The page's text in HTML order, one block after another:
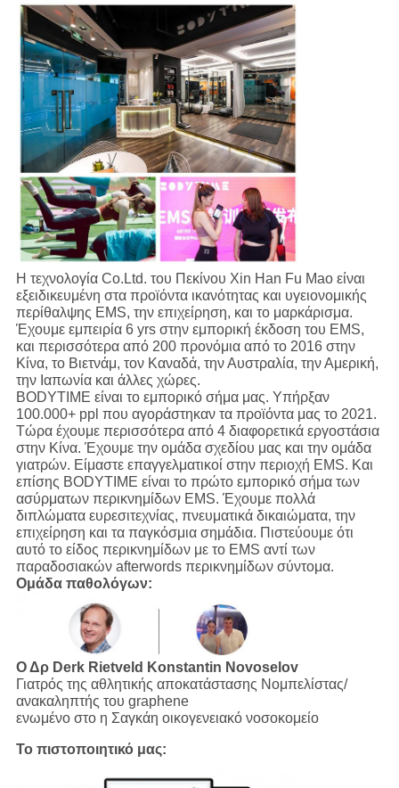
Η τεχνολογία Co.Ltd. του Πεκίνου Xin Han Fu Mao είναι
εξειδικευμένη στα προϊόντα ικανότητας και υγειονομικής
περίθαλψης EMS, την επιχείρηση, και το μαρκάρισμα.
Έχουμε εμπειρία 6 yrs στην εμπορική έκδοση του EMS,
και περισσότερα από 200 προνόμια από το 2016 στην
Κίνα, το Βιετνάμ, τον Καναδά, την Αυστραλία, την Αμερική,
την Ιαπωνία και άλλες χώρες.
BODYTIME είναι το εμπορικό σήμα μας. Υπήρξαν
100.000+ ppl που αγοράστηκαν τα προϊόντα μας το 2021.
Τώρα έχουμε περισσότερα από 4 διαφορετικά εργοστάσια
στην Κίνα. Έχουμε την ομάδα σχεδίου μας και την ομάδα
γιατρών. Είμαστε επαγγελματικοί στην περιοχή EMS. Και
επίσης BODYTIME είναι το πρώτο εμπορικό σήμα των
ασύρματων περικνημίδων EMS. Έχουμε πολλά
διπλώματα ευρεσιτεχνίας, πνευματικά δικαιώματα, την
επιχείρηση και τα παγκόσμια σημάδια. Πιστεύουμε ότι
αυτό το είδος περικνημίδων με το EMS αντί των
παραδοσιακών afterwords περικνημίδων σύντομα.
Ομάδα παθολόγων:
Ο Δρ Derk Rietveld Konstantin Novoselov
Γιατρός της αθλητικής αποκατάστασης Νομπελίστας/
ανακαληπτής του graphene
ενωμένο στο η Σαγκάη οικογενειακό νοσοκομείο
Το πιστοποιητικό μας: